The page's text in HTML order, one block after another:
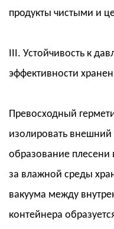
продукты чистыми и
III. Устойчивость к
эффективности
Превосходный
изолировать
образование
за влажной среды
вакуума между
контейнера